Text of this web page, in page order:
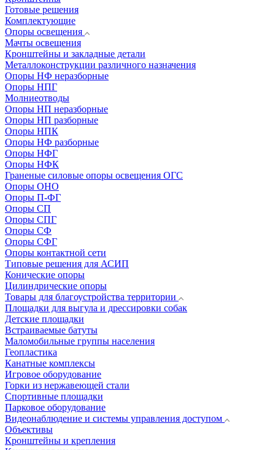
Готовые решения
Комплектующие
Опоры освещения
Мачты освещения
Кронштейны и закладные детали
Металлоконструкции различного назначения
Опоры НФ неразборные
Опоры НПГ
Молниеотводы
Опоры НП неразборные
Опоры НП разборные
Опоры НПК
Опоры НФ разборные
Опоры НФГ
Опоры НФК
Граненые силовые опоры освещения ОГС
Опоры ОНО
Опоры П-ФГ
Опоры СП
Опоры СПГ
Опоры СФ
Опоры СФГ
Опоры контактной сети
Типовые решения для АСИП
Конические опоры
Цилиндрические опоры
Товары для благоустройства территории
Площадки для выгула и дрессировки собак
Детские площадки
Встраиваемые батуты
Маломобильные группы населения
Геопластика
Канатные комплексы
Игровое оборудование
Горки из нержавеющей стали
Спортивные площадки
Парковое оборудование
Видеонаблюдение и системы управления доступом
Объективы
Кронштейны и крепления